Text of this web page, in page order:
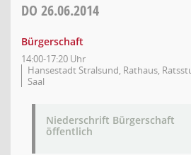
DO 26.06.2014
Bürgerschaft
14:00-17:20 Uhr
Hansestadt Stralsund, Rathaus,
Saal
Niederschrift Bürgerschaft
öffentlich